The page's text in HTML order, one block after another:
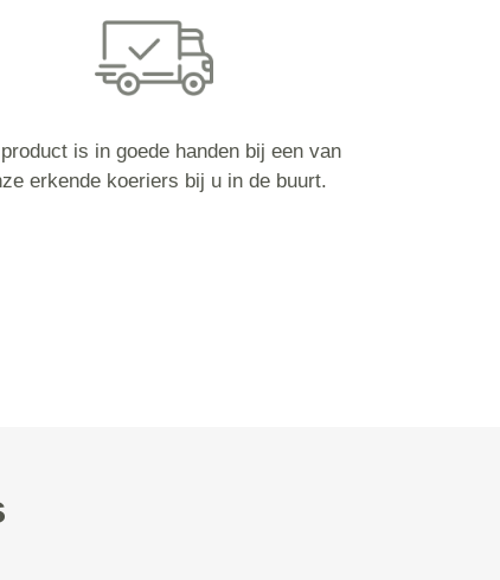
is in goede handen bij een van
erkende koeriers bij u in de buurt.